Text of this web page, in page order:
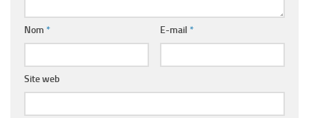
Nom * E-mail *
Site web